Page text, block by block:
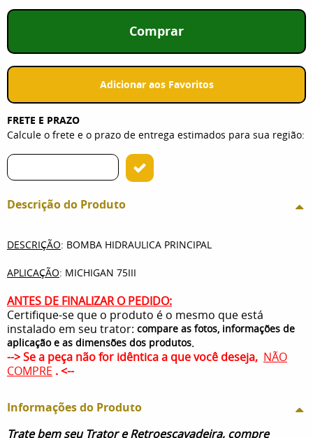
Comprar
Adicionar aos Favoritos
FRETE E PRAZO
Calcule o frete e o prazo de entrega estimados para sua região:
Descrição do Produto
DESCRIÇÃO: BOMBA HIDRAULICA PRINCIPAL
APLICAÇÃO: MICHIGAN 75III
ANTES DE FINALIZAR O PEDIDO:
Certifique-se que o produto é o mesmo que está
instalado em seu trator: compare as fotos, informações de
aplicação e as dimensões dos produtos.
--> Se a peça não for idêntica a que você deseja, NÃO
COMPRE . <--
Informações do Produto
Trate bem seu Trator e Retroescavadeira, compre